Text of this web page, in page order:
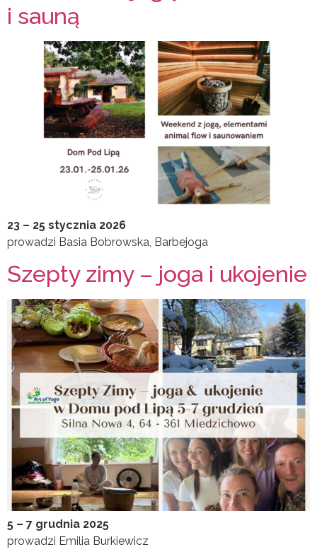
i sauną
23 – 25 stycznia 2026
prowadzi Basia Bobrowska, Barbejoga
Szepty zimy – joga i ukojenie
5 – 7 grudnia 2025
prowadzi Emilia Burkiewicz